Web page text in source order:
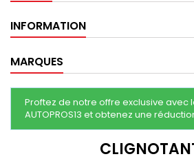
INFORMATION
MARQUES
Proftez de notre offre exclusive avec
AUTOPROS13 et obtenez une